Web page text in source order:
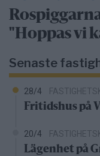
"Hoppas vi
Senaste
28/4
Fritidshus på
20/4
Lägenhet på